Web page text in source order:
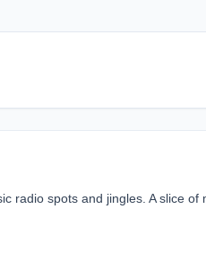
radio spots and jingles. A slice of